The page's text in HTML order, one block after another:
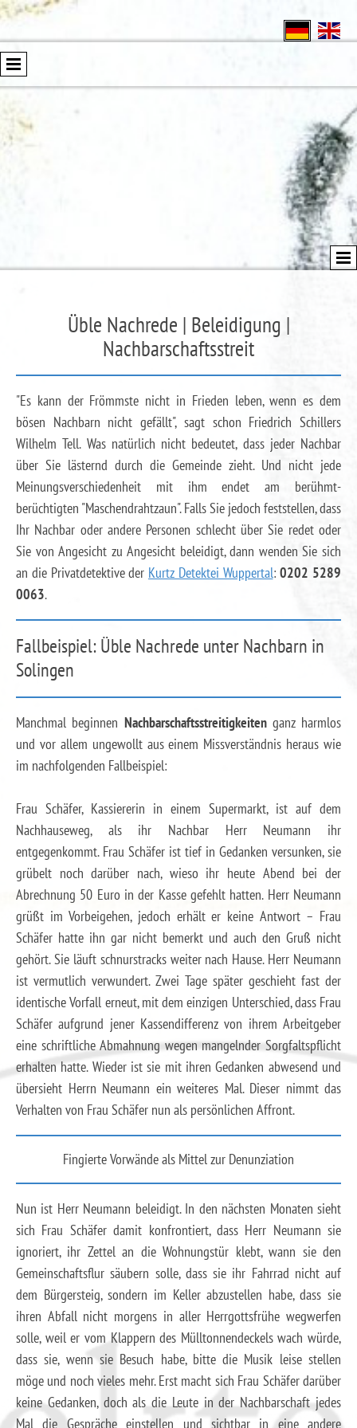
Üble Nachrede | Beleidigung |
Nachbarschaftsstreit
"Es kann der Frömmste nicht in Frieden leben, wenn es dem
bösen Nachbarn nicht gefällt", sagt schon Friedrich Schillers
Wilhelm Tell. Was natürlich nicht bedeutet, dass jeder Nachbar
über Sie lästernd durch die Gemeinde zieht. Und nicht jede
Meinungsverschiedenheit mit ihm endet am berühmt-
berüchtigten "Maschendrahtzaun". Falls Sie jedoch feststellen, dass
Ihr Nachbar oder andere Personen schlecht über Sie redet oder
Sie von Angesicht zu Angesicht beleidigt, dann wenden Sie sich
an die Privatdetektive der Kurtz Detektei Wuppertal:0202 5289
0063.
Fallbeispiel: Üble Nachrede unter Nachbarn in
Solingen
Manchmal beginnen Nachbarschaftsstreitigkeitenganz harmlos
und vor allem ungewollt aus einem Missverständnis heraus wie
im nachfolgenden Fallbeispiel:
Frau Schäfer, Kassiererin in einem Supermarkt, ist auf dem
Nachhauseweg, als ihr Nachbar Herr Neumann ihr
entgegenkommt. Frau Schäfer ist tief in Gedanken versunken, sie
grübelt noch darüber nach, wieso ihr heute Abend bei der
Abrechnung 50 Euro in der Kasse gefehlt hatten. Herr Neumann
grüßt im Vorbeigehen, jedoch erhält er keine Antwort – Frau
Schäfer hatte ihn gar nicht bemerkt und auch den Gruß nicht
gehört. Sie läuft schnurstracks weiter nach Hause. Herr Neumann
ist vermutlich verwundert. Zwei Tage später geschieht fast der
identische Vorfall erneut, mit dem einzigen Unterschied, dass Frau
Schäfer aufgrund jener Kassendifferenz von ihrem Arbeitgeber
eine schriftliche Abmahnung wegen mangelnder Sorgfaltspflicht
erhalten hatte. Wieder ist sie mit ihren Gedanken abwesend und
übersieht Herrn Neumann ein weiteres Mal. Dieser nimmt das
Verhalten von Frau Schäfer nun als persönlichen Affront.
Fingierte Vorwände als Mittel zur Denunziation
Nun ist Herr Neumann beleidigt. In den nächsten Monaten sieht
sich Frau Schäfer damit konfrontiert, dass Herr Neumann sie
ignoriert, ihr Zettel an die Wohnungstür klebt, wann sie den
Gemeinschaftsflur säubern solle, dass sie ihr Fahrrad nicht auf
dem Bürgersteig, sondern im Keller abzustellen habe, dass sie
ihren Abfall nicht morgens in aller Herrgottsfrühe wegwerfen
solle, weil er vom Klappern des Mülltonnendeckels wach würde,
dass sie, wenn sie Besuch habe, bitte die Musik leise stellen
möge und noch vieles mehr. Erst macht sich Frau Schäfer darüber
keine Gedanken, doch als die Leute in der Nachbarschaft jedes
Mal die Gespräche einstellen und sichtbar in eine andere